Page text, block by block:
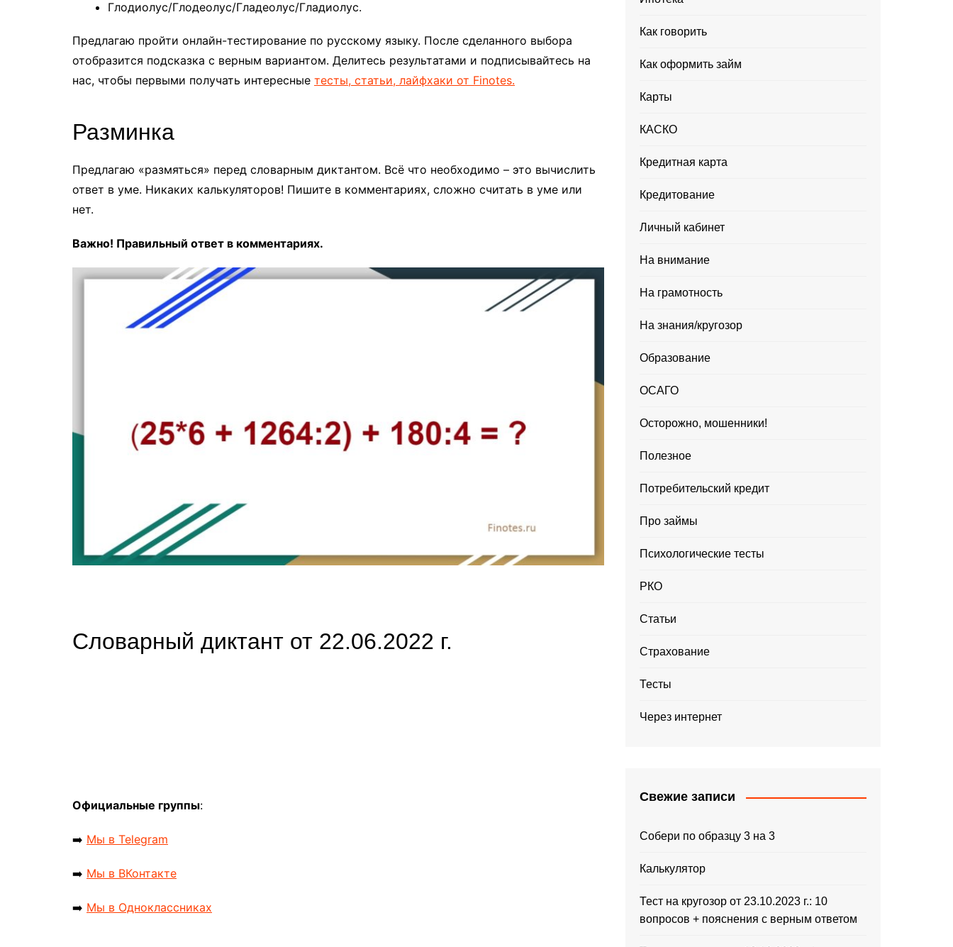
Глодиолус/Глодеолус/Гладеолус/Гладиолус.
Предлагаю пройти онлайн-тестирование по русскому языку. После сделанного выбора
отобразится подсказка с верным вариантом. Делитесь результатами и подписывайтесь на
нас, чтобы первыми получать интересные тесты, статьи, лайфхаки от Finotes.
Разминка
Предлагаю «размяться» перед словарным диктантом. Всё что необходимо – это вычислить
ответ в уме. Никаких калькуляторов! Пишите в комментариях, сложно считать в уме или
нет.
Важно! Правильный ответ в комментариях.
Словарный диктант от 22.06.2022 г.
Официальные группы:
➡️ Мы в Telegram
➡️ Мы в ВКонтакте
➡️ Мы в Одноклассниках
Как говорить
Как оформить займ
Карты
КАСКО
Кредитная карта
Кредитование
Личный кабинет
На внимание
На грамотность
На знания/кругозор
Образование
ОСАГО
Осторожно, мошенники!
Полезное
Потребительский кредит
Про займы
Психологические тесты
РКО
Статьи
Страхование
Тесты
Через интернет
Свежие записи
Собери по образцу 3 на 3
Калькулятор
Тест на кругозор от 23.10.2023 г.: 10
вопросов + пояснения с верным ответом